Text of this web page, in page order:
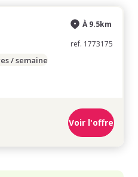
À 9.5km
ref. 1773175
/ semaine
Voir l'offre